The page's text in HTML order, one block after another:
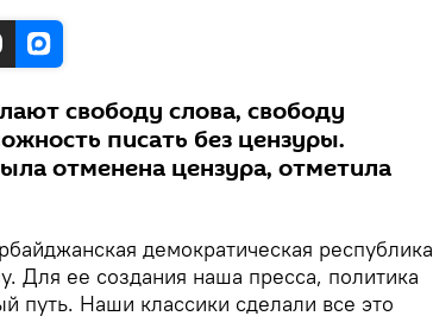
свободу слова, свободу
писать без цензуры.
отменена цензура, отметила
демократическая республика
Для ее создания наша пресса, политика
путь. Наши классики сделали все это